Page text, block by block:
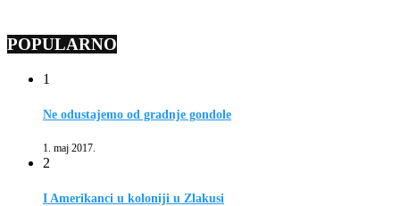
POPULARNO
1
Ne odustajemo od gradnje gondole
1. maj 2017.
2
I Amerikanci u koloniji u Zlakusi